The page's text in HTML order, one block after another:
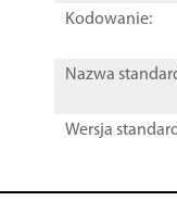
Kodowanie:
Nazwa
Wersja